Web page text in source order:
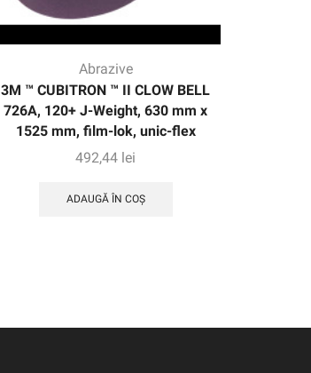
Abrazive
3M ™ CUBITRON ™ II CLOW BELL
726A, 120+ J-Weight, 630 mm x
1525 mm, film-lok, unic-flex
492,44 lei
ADAUGĂ ÎN COȘ